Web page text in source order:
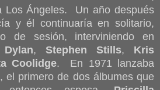
Los Ángeles. Un año después
y él continuaría en solitario,
de sesión, interviniendo en
, Stephen Stills, Kris
Coolidge. En 1971 lanzaba
, el primero de dos álbumes que